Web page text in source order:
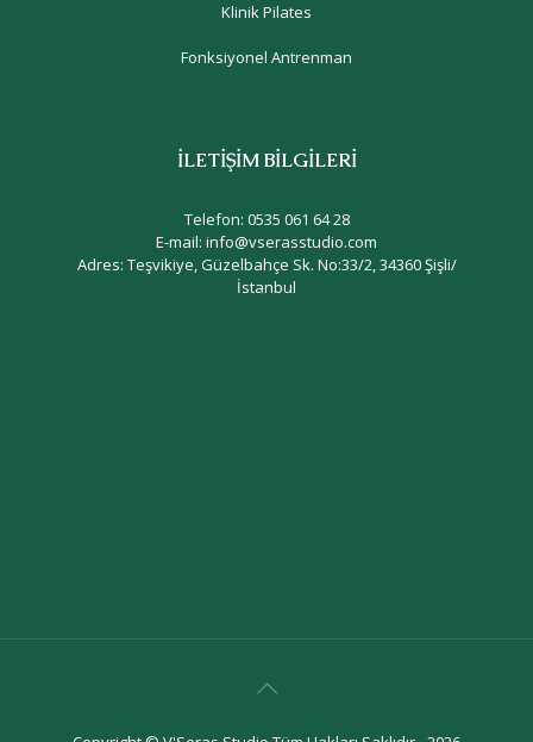
Klinik Pilates
Fonksiyonel Antrenman
İLETİŞİM BİLGİLERİ
Telefon: 0535 061 64 28
E-mail: info@vserasstudio.com
Adres: Teşvikiye, Güzelbahçe Sk. No:33/2, 34360 Şişli/
İstanbul